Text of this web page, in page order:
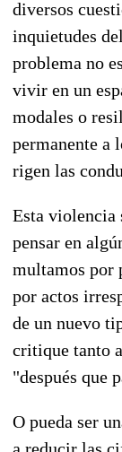
diversos
inquietudes
problema no
vivir en un
modales o
permanente a
rigen las
Esta violencia
pensar en
multamos por
por actos
de un nuevo
critique tanto
"después que
O pueda ser